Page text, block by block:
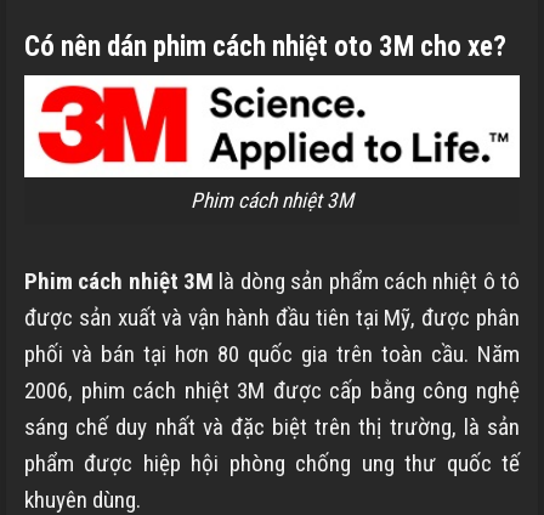
Có nên dán phim cách nhiệt oto 3M cho xe?
Phim cách nhiệt 3M
Phim cách nhiệt 3M là dòng sản phẩm cách nhiệt ô tô
được sản xuất và vận hành đầu tiên tại Mỹ, được phân
phối và bán tại hơn 80 quốc gia trên toàn cầu. Năm
2006, phim cách nhiệt 3M được cấp bằng công nghệ
sáng chế duy nhất và đặc biệt trên thị trường, là sản
phẩm được hiệp hội phòng chống ung thư quốc tế
khuyên dùng.